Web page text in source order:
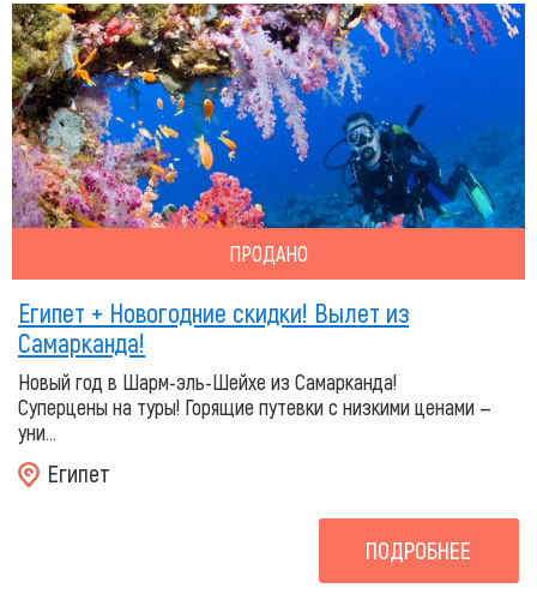
ПРОДАНО
Египет + Новогодние скидки! Вылет из
Самарканда!
Новый год в Шарм-эль-Шейхе из Самарканда!
Суперцены на туры! Горящие путевки с низкими ценами —
уни...
Египет
ПОДРОБНЕЕ